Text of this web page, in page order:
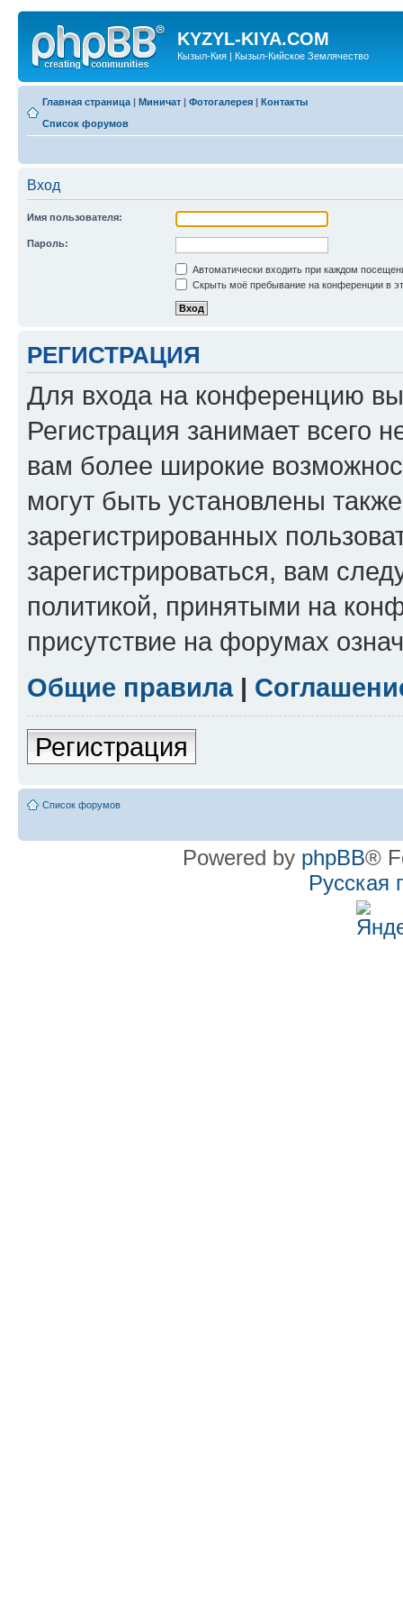
KYZYL-KIYA.COM
Кызыл-Кия | Кызыл-Кийское Землячество
Главная страница | Миничат | Фотогалерея | Контакты
Список форумов
Вход
Имя пользователя:
Пароль:
Автоматически входить при каждом
Скрыть моё пребывание на конференции в
РЕГИСТРАЦИЯ
Для входа на конференцию
Регистрация занимает всего
вам более широкие
могут быть установлены
зарегистрированных
зарегистрироваться, вам
политикой, принятыми на
присутствие на форумах
Общие правила|
Регистрация
Список форумов
Powered by phpBB®
Русская